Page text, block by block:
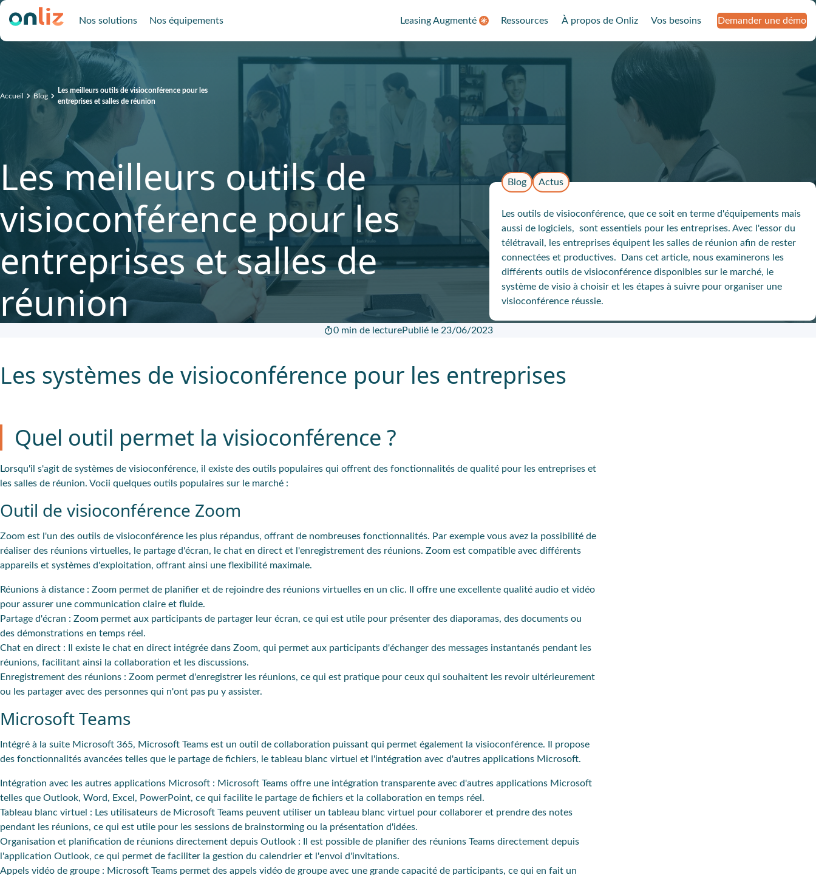
Nos solutions Nos équipements Leasing Augmenté Ressources À propos de Onliz Vos besoins Demander une démo
Accueil Blog
Les meilleurs outils de visioconférence pour les
entreprises et salles de réunion
Les meilleurs outils de
visioconférence pour les
entreprises et salles de
réunion
Blog Actus
Les outils de visioconférence, que ce soit en terme d'équipements mais
aussi de logiciels, sont essentiels pour les entreprises. Avec l'essor du
télétravail, les entreprises équipent les salles de réunion afin de rester
connectées et productives. Dans cet article, nous examinerons les
différents outils de visioconférence disponibles sur le marché, le
système de visio à choisir et les étapes à suivre pour organiser une
visioconférence réussie.
0 min de lecturePublié le 23/06/2023
Les systèmes de visioconférence pour les entreprises
Quel outil permet la visioconférence ?
Lorsqu'il s'agit de systèmes de visioconférence, il existe des outils populaires qui offrent des fonctionnalités de qualité pour les entreprises et
les salles de réunion. Vocii quelques outils populaires sur le marché :
Outil de visioconférence Zoom
Zoom est l'un des outils de visioconférence les plus répandus, offrant de nombreuses fonctionnalités. Par exemple vous avez la possibilité de
réaliser des réunions virtuelles, le partage d'écran, le chat en direct et l'enregistrement des réunions. Zoom est compatible avec différents
appareils et systèmes d'exploitation, offrant ainsi une flexibilité maximale.
Réunions à distance : Zoom permet de planifier et de rejoindre des réunions virtuelles en un clic. Il offre une excellente qualité audio et vidéo
pour assurer une communication claire et fluide.
Partage d'écran : Zoom permet aux participants de partager leur écran, ce qui est utile pour présenter des diaporamas, des documents ou
des démonstrations en temps réel.
Chat en direct : Il existe le chat en direct intégrée dans Zoom, qui permet aux participants d'échanger des messages instantanés pendant les
réunions, facilitant ainsi la collaboration et les discussions.
Enregistrement des réunions : Zoom permet d'enregistrer les réunions, ce qui est pratique pour ceux qui souhaitent les revoir ultérieurement
ou les partager avec des personnes qui n'ont pas pu y assister.
Microsoft Teams
Intégré à la suite Microsoft 365, Microsoft Teams est un outil de collaboration puissant qui permet également la visioconférence. Il propose
des fonctionnalités avancées telles que le partage de fichiers, le tableau blanc virtuel et l'intégration avec d'autres applications Microsoft.
Intégration avec les autres applications Microsoft : Microsoft Teams offre une intégration transparente avec d'autres applications Microsoft
telles que Outlook, Word, Excel, PowerPoint, ce qui facilite le partage de fichiers et la collaboration en temps réel.
Tableau blanc virtuel : Les utilisateurs de Microsoft Teams peuvent utiliser un tableau blanc virtuel pour collaborer et prendre des notes
pendant les réunions, ce qui est utile pour les sessions de brainstorming ou la présentation d'idées.
Organisation et planification de réunions directement depuis Outlook : Il est possible de planifier des réunions Teams directement depuis
l'application Outlook, ce qui permet de faciliter la gestion du calendrier et l'envoi d'invitations.
Appels vidéo de groupe : Microsoft Teams permet des appels vidéo de groupe avec une grande capacité de participants, ce qui en fait un